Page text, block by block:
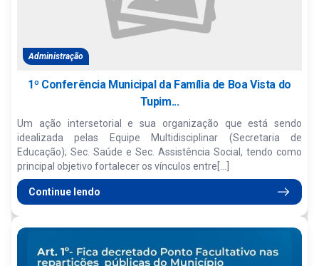
Administração
1º Conferência Municipal da Família de Boa Vista do
Tupim...
Um ação intersetorial e sua organização que está sendo
idealizada pelas Equipe Multidisciplinar (Secretaria de
Educação); Sec. Saúde e Sec. Assistência Social, tendo como
principal objetivo fortalecer os vínculos entre[...]
Continue lendo